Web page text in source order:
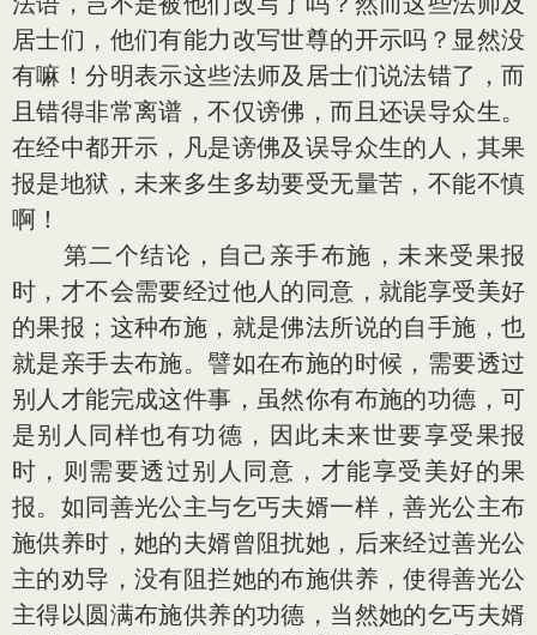
居士们，他们有能力改写世尊的开示吗？显然没
有嘛！分明表示这些法师及居士们说法错了，而
且错得非常离谱，不仅谤佛，而且还误导众生。
在经中都开示，凡是谤佛及误导众生的人，其果
报是地狱，未来多生多劫要受无量苦，不能不慎
啊！
第二个结论，自己亲手布施，未来受果报
时，才不会需要经过他人的同意，就能享受美好
的果报；这种布施，就是佛法所说的自手施，也
就是亲手去布施。譬如在布施的时候，需要透过
别人才能完成这件事，虽然你有布施的功德，可
是别人同样也有功德，因此未来世要享受果报
时，则需要透过别人同意，才能享受美好的果
报。如同善光公主与乞丐夫婿一样，善光公主布
施供养时，她的夫婿曾阻扰她，后来经过善光公
主的劝导，没有阻拦她的布施供养，使得善光公
主得以圆满布施供养的功德，当然她的乞丐夫婿